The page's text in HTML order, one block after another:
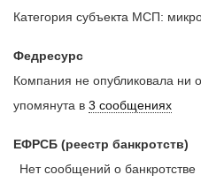
Категория субъекта МСП:
Федресурс
Компания не опубликовала ни
упомянута в 3 сообщениях
ЕФРСБ (реестр банкротств)
Нет сообщений о банкротстве